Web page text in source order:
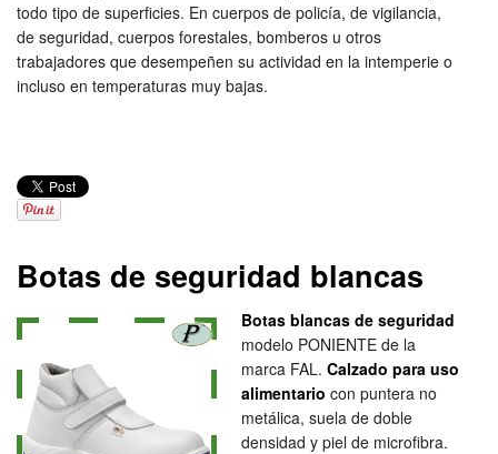
todo tipo de superficies. En cuerpos de policía, de vigilancia,
de seguridad, cuerpos forestales, bomberos u otros
trabajadores que desempeñen su actividad en la intemperie o
incluso en temperaturas muy bajas.
Botas de seguridad blancas
Botas blancas de seguridad
modelo PONIENTE de la
marca FAL. Calzado para uso
alimentario con puntera no
metálica, suela de doble
densidad y piel de microfibra.